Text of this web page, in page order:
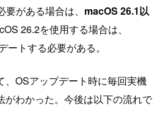
がある場合は、 macOS 26.1以
26.2を使用する場合は、
ートする必要がある。
、OSアップデート時に毎回実機
がわかった。今後は以下の流れで